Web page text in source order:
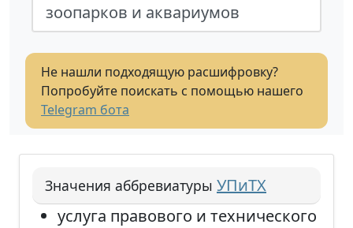
зоопарков и аквариумов
Не нашли подходящую расшифровку?
Попробуйте поискать с помощью нашего
Telegram бота
Значения аббревиатуры УПиТХ
услуга правового и технического